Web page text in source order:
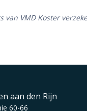
VMD Koster
aan den Rijn
60-66